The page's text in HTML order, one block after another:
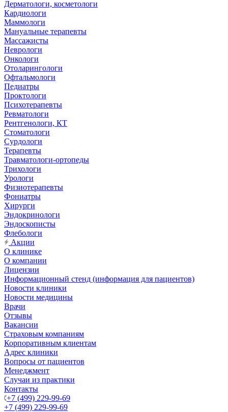
Дерматологи, косметологи
Кардиологи
Маммологи
Мануальные терапевты
Массажисты
Неврологи
Онкологи
Отоларингологи
Офтальмологи
Педиатры
Проктологи
Психотерапевты
Ревматологи
Рентгенологи, КТ
Стоматологи
Сурдологи
Терапевты
Травматологи-ортопеды
Трихологи
Урологи
Физиотерапевты
Фониатры
Хирурги
Эндокринологи
Эндоскописты
Флебологи
Акции
О клинике
О компании
Лицензии
Информационный стенд (информация для пациентов)
Новости клиники
Новости медицины
Врачи
Отзывы
Вакансии
Страховым компаниям
Корпоративным клиентам
Адрес клиники
Вопросы от пациентов
Менеджмент
Случаи из практики
Контакты
+7 (499) 229-99-69
+7 (499) 229-99-69